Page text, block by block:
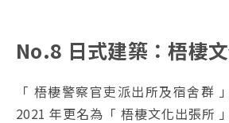
No.8 日式建築：梧棲
「 梧棲警察官吏派出所及宿舍群
2021 年更名為「 梧棲文化出張所